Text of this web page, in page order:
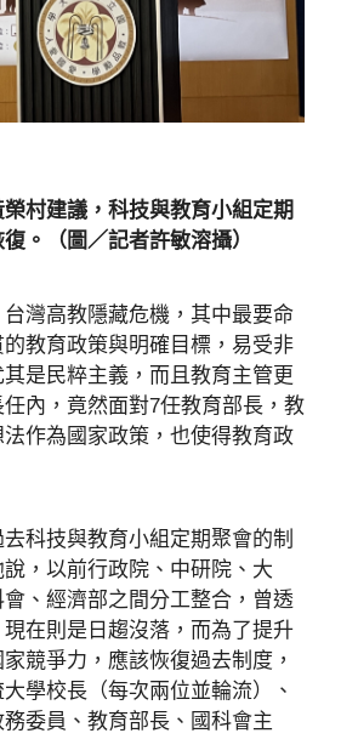
村建議，科技與教育小組定期
。（圖／記者許敏溶攝）
灣高教隱藏危機，其中最要命
教育政策與明確目標，易受非
是民粹主義，而且教育主管更
內，竟然面對7任教育部長，教
作為國家政策，也使得教育政
科技與教育小組定期聚會的制
，以前行政院、中研院、大
、經濟部之間分工整合，曾透
在則是日趨沒落，而為了提升
競爭力，應該恢復過去制度，
學校長（每次兩位並輪流）、
委員、教育部長、國科會主